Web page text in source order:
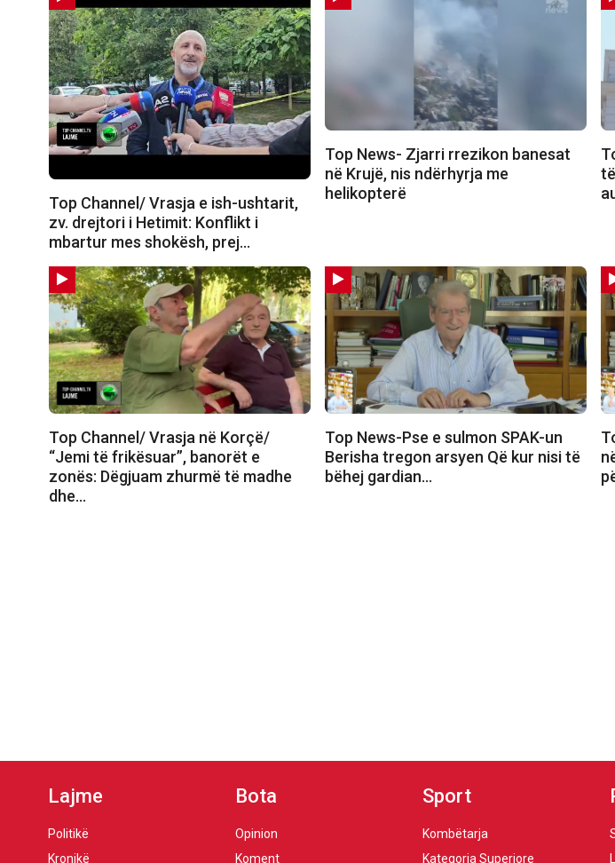
Top Channel/ Vrasja e ish-ushtarit,
zv. drejtori i Hetimit: Konflikt i
mbartur mes shokësh, prej…
Top News- Zjarri rrezikon banesat
në Krujë, nis ndërhyrja me
helikopterë
Top Channel/ Vrasja në Korçë/
“Jemi të frikësuar”, banorët e
zonës: Dëgjuam zhurmë të madhe
dhe…
Top News-Pse e sulmon SPAK-un
Berisha tregon arsyen Që kur nisi të
bëhej gardian…
Lajme
Politikë
Kronikë
Bota
Opinion
Koment
Sport
Kombëtarja
Kategoria Superiore